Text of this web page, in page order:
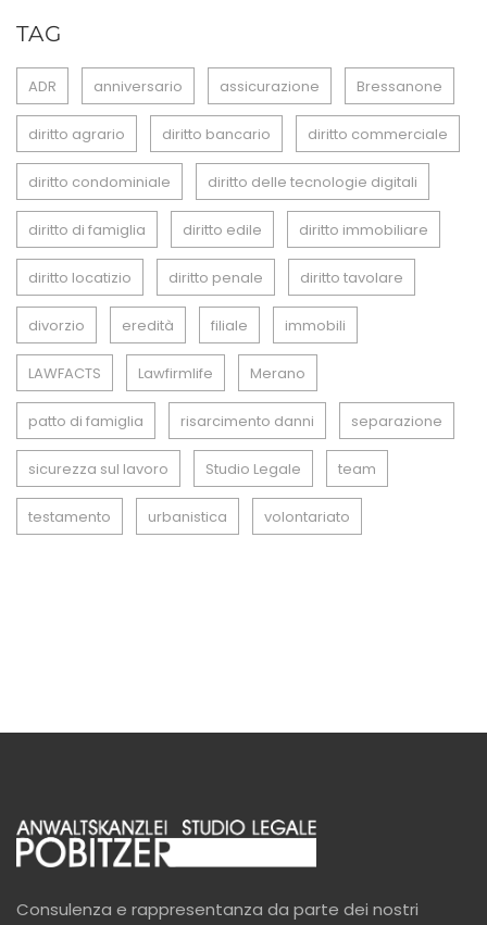
TAG
ADR anniversario assicurazione Bressanone
diritto agrario diritto bancario diritto commerciale
diritto condominiale diritto delle tecnologie digitali
diritto di famiglia diritto edile diritto immobiliare
diritto locatizio diritto penale diritto tavolare
divorzio eredità filiale immobili
LAWFACTS Lawfirmlife Merano
patto di famiglia risarcimento danni separazione
sicurezza sul lavoro Studio Legale team
testamento urbanistica volontariato
Consulenza e rappresentanza da parte dei nostri